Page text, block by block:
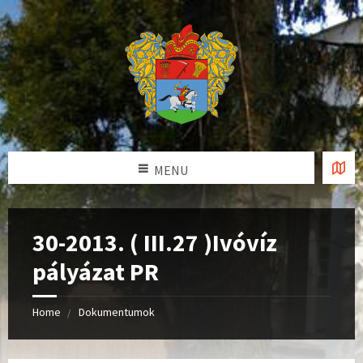
MENU
30-2013. ( III.27 )Ivóvíz
pályázat PR
Home Dokumentumok